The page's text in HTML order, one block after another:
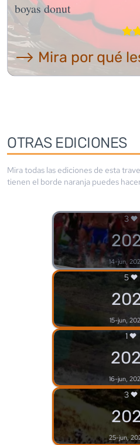
boyas donut
⟶ Mira por qué
OTRAS EDICIONES
Mira todas las ediciones de esta
tienen el borde naranja puedes
3
14-jun,
5
15-jun,
1
16-jun,
3
25-jun,